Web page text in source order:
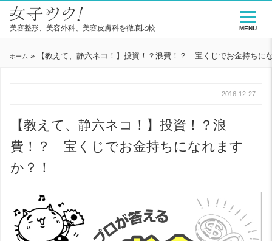
美容整形、美容外科、美容皮膚科を徹底比較
ホーム » 【教えて、静六ネコ！】投資！？浪費！？ 宝くじでお金持ちに
2016-12-27
【教えて、静六ネコ！】投資！？浪
費！？ 宝くじでお金持ちになれます
か？！
MENU